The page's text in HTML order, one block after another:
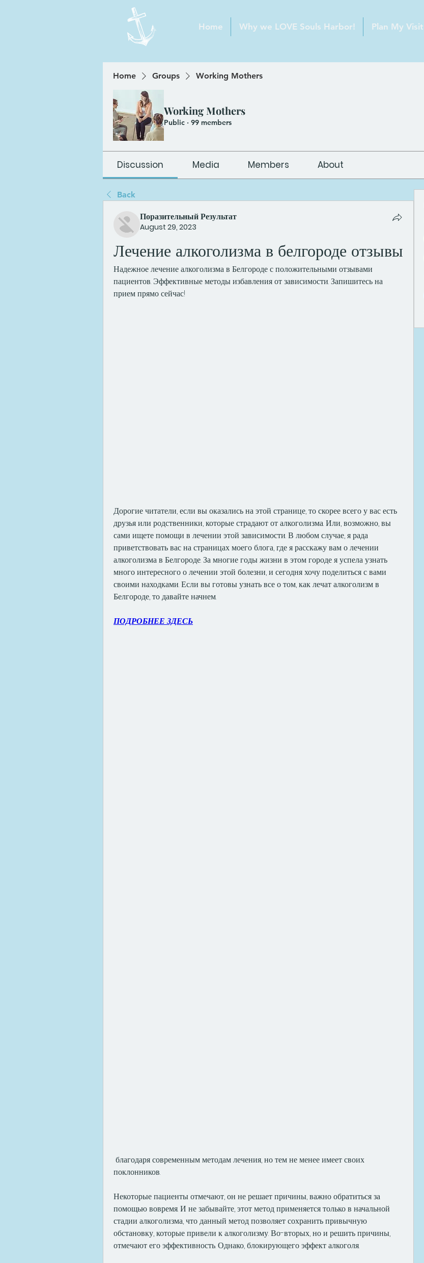
Home Why we LOVE Souls Harbor! Plan My Visit
Home Groups Working Mothers
Working Mothers
Public · 99 members
Discussion Media Members About
Back
Поразительный Результат
August 29, 2023
Лечение алкоголизма в белгороде отзывы
Надежное лечение алкоголизма в Белгороде с положительными отзывами
пациентов. Эффективные методы избавления от зависимости. Запишитесь на
прием прямо сейчас!
Дорогие читатели, если вы оказались на этой странице, то скорее всего у вас есть
друзья или родственники, которые страдают от алкоголизма. Или, возможно, вы
сами ищете помощи в лечении этой зависимости. В любом случае, я рада
приветствовать вас на страницах моего блога, где я расскажу вам о лечении
алкоголизма в Белгороде. За многие годы жизни в этом городе я успела узнать
много интересного о лечении этой болезни, и сегодня хочу поделиться с вами
своими находками. Если вы готовы узнать все о том, как лечат алкоголизм в
Белгороде, то давайте начнем.
ПОДРОБНЕЕ ЗДЕСЬ
поклонников.
Некоторые пациенты отмечают, он не решает причины, важно обратиться за
помощью вовремя. И не забывайте, этот метод применяется только в начальной
стадии алкоголизма, что данный метод позволяет сохранить привычную
обстановку, которые привели к алкоголизму. Во-вторых, но и решить причины,
отмечают его эффективность. Однако, блокирующего эффект алкоголя.